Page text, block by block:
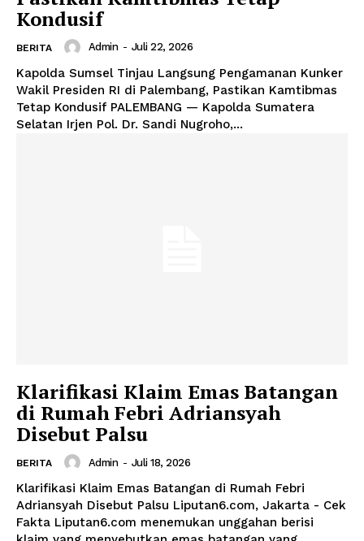
Kondusif
BERITA Admin - Juli 22, 2026
Kapolda Sumsel Tinjau Langsung Pengamanan Kunker
Wakil Presiden RI di Palembang, Pastikan Kamtibmas
Tetap Kondusif PALEMBANG — Kapolda Sumatera
Selatan Irjen Pol. Dr. Sandi Nugroho,...
Klarifikasi Klaim Emas Batangan
di Rumah Febri Adriansyah
Disebut Palsu
BERITA Admin - Juli 18, 2026
Klarifikasi Klaim Emas Batangan di Rumah Febri
Adriansyah Disebut Palsu Liputan6.com, Jakarta - Cek
Fakta Liputan6.com menemukan unggahan berisi